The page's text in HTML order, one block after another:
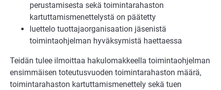
perustamisesta sekä toimintarahaston
kartuttamismenettelystä on päätetty
luettelo tuottajaorganisaation jäsenistä
toimintaohjelman hyväksymistä haettaessa
Teidän tulee ilmoittaa hakulomakkeella toimintaohjelman
ensimmäisen toteutusvuoden toimintarahaston määrä,
toimintarahaston kartuttamismenettely sekä tuen